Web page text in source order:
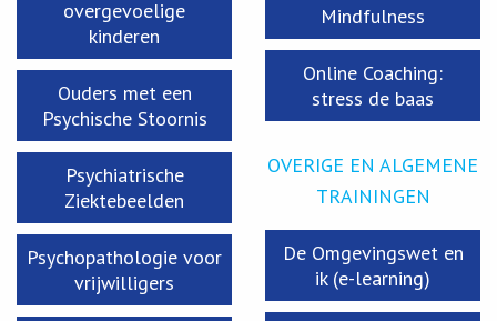
overgevoelige
kinderen
Ouders met een
Psychische Stoornis
Psychiatrische
Ziektebeelden
Psychopathologie voor
vrijwilligers
Mindfulness
Online Coaching:
stress de baas
OVERIGE EN ALGEMENE
TRAININGEN
De Omgevingswet en
ik (e-learning)